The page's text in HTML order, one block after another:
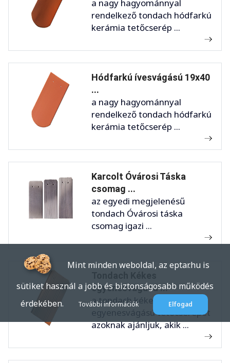
a nagy hagyománnyal
rendelkező tondach hódfarkú
kerámia tetőcserép ...
Hódfarkú ívesvágású 19x40
...
a nagy hagyománnyal
rendelkező tondach hódfarkú
kerámia tetőcserép ...
Karcolt Óvárosi Táska
csomag ...
az egyedi megjelenésű
tondach Óvárosi táska
csomag igazi ...
egyenesvágású ...
a tondach kékes
egyenesvágású tetőcserepet
azoknak ajánljuk, akik ...
Mint minden weboldal, az eptar.hu is
sütiket használ a jobb és biztonságosabb működés
érdekében.
További információk Elfogad